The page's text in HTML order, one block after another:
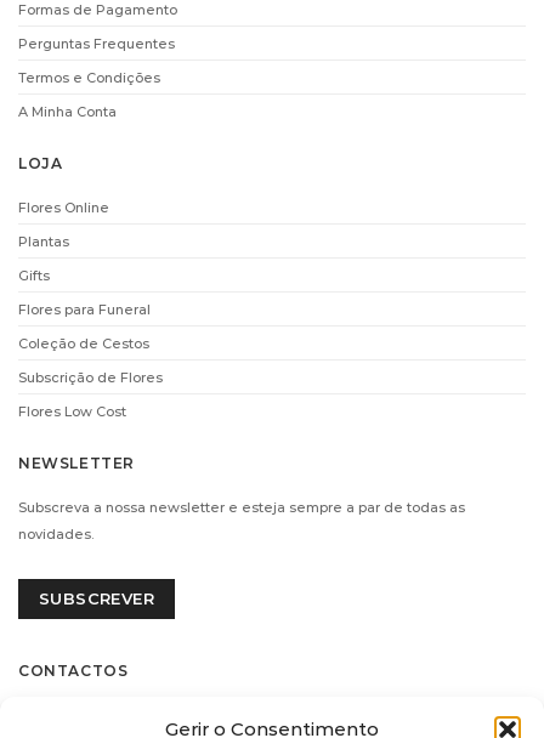
Gerir o Consentimento
Formas de Pagamento
Perguntas Frequentes
Termos e Condições
A Minha Conta
LOJA
Flores Online
Plantas
Gifts
Flores para Funeral
Coleção de Cestos
Subscrição de Flores
Flores Low Cost
NEWSLETTER
Subscreva a nossa newsletter e esteja sempre a par de todas as
novidades.
SUBSCREVER
CONTACTOS